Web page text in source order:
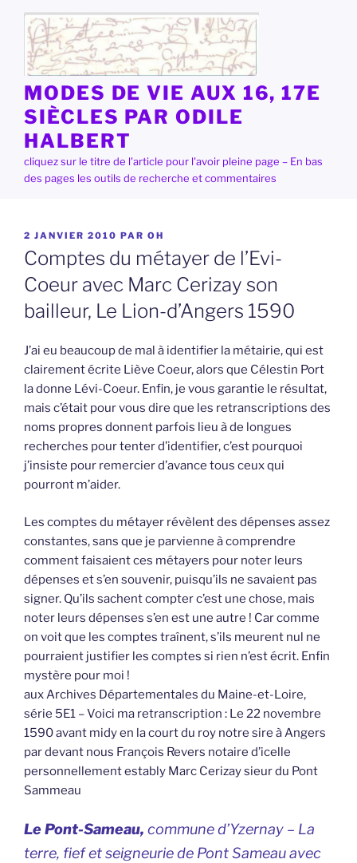
contenu
principal
MODES DE VIE AUX 16, 17E
SIÈCLES PAR ODILE
HALBERT
cliquez sur le titre de l'article pour l'avoir pleine page – En bas
des pages les outils de recherche et commentaires
PUBLIÉ
LE
2 JANVIER 2010 PAR OH
Comptes du métayer de l’Evi-
Coeur avec Marc Cerizay son
bailleur, Le Lion-d’Angers 1590
J’ai eu beaucoup de mal à identifier la métairie, qui est
clairement écrite Liève Coeur, alors que Célestin Port
la donne Lévi-Coeur. Enfin, je vous garantie le résultat,
mais c’était pour vous dire que les retranscriptions des
noms propres donnent parfois lieu à de longues
recherches pour tenter d’identifier, c’est pourquoi
j’insiste pour remercier d’avance tous ceux qui
pourront m’aider.
Les comptes du métayer révèlent des dépenses assez
constantes, sans que je parvienne à comprendre
comment faisaient ces métayers pour noter leurs
dépenses et s’en souvenir, puisqu’ils ne savaient pas
signer. Qu’ils sachent compter c’est une chose, mais
noter leurs dépenses s’en est une autre ! Car comme
on voit que les comptes traînent, s’ils meurent nul ne
pourraient justifier les comptes si rien n’est écrit. Enfin
mystère pour moi !
aux Archives Départementales du Maine-et-Loire,
série 5E1 – Voici ma retranscription : Le 22 novembre
1590 avant midy en la court du roy notre sire à Angers
par devant nous François Revers notaire d’icelle
personnellement estably Marc Cerizay sieur du Pont
Sammeau
Le Pont-Sameau, commune d’Yzernay – La
terre, fief et seigneurie de Pont Sameau avec